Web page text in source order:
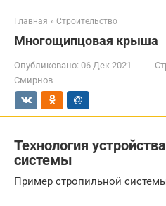
Главная » Строительство
Многощипцовая крыша
Опубликовано: 06 Дек 2021
Смирнов
Технология
системы
Пример стропильной